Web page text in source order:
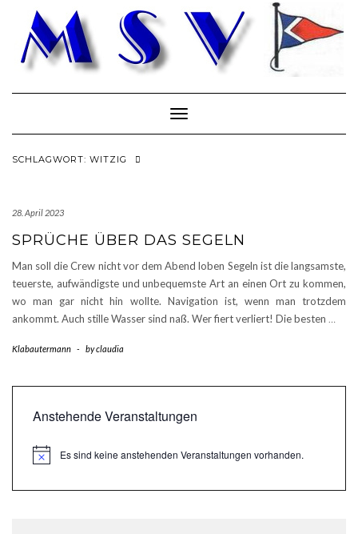
content
Toggle Navigation
SCHLAGWORT: WITZIG
28. April 2023
SPRÜCHE ÜBER DAS SEGELN
Man soll die Crew nicht vor dem Abend loben Segeln ist die langsamste,
teuerste, aufwändigste und unbequemste Art an einen Ort zu kommen,
wo man gar nicht hin wollte. Navigation ist, wenn man trotzdem
ankommt. Auch stille Wasser sind naß. Wer fiert verliert! Die besten …
Klabautermann - byclaudia
Anstehende Veranstaltungen
HinweisEs sind keine anstehenden Veranstaltungen vorhanden.